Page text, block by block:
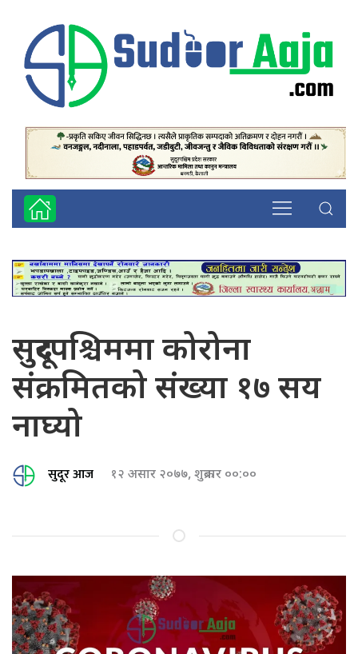
सुदूरपश्चिममा कोरोना
संक्रमितको संख्या १७ सय
नाघ्यो
सुदूर आज १२ असार २०७७, शुक्रबार ००:००